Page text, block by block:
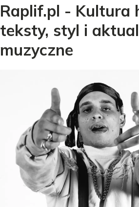
Raplif.pl - Kultura
teksty, styl i
muzyczne